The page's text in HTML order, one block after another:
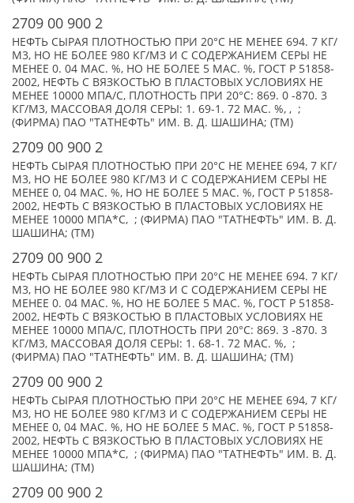
2709 00 900 2
НЕФТЬ СЫРАЯ ПЛОТНОСТЬЮ ПРИ 20°С НЕ МЕНЕЕ 694. 7 КГ/
М3, НО НЕ БОЛЕЕ 980 КГ/МЗ И С СОДЕРЖАНИЕМ СЕРЫ НЕ
МЕНЕЕ 0. 04 МАС. %, НО НЕ БОЛЕЕ 5 МАС. %, ГОСТ Р 51858-
2002, НЕФТЬ С ВЯЗКОСТЬЮ В ПЛАСТОВЫХ УСЛОВИЯХ НЕ
МЕНЕЕ 10000 МПА/С, ПЛОТНОСТЬ ПРИ 20°С: 869. 0 -870. 3
КГ/М3, МАССОВАЯ ДОЛЯ СЕРЫ: 1. 69-1. 72 МАС. %, , ;
(ФИРМА) ПАО "ТАТНЕФТЬ" ИМ. В. Д. ШАШИНА; (TM)
2709 00 900 2
НЕФТЬ СЫРАЯ ПЛОТНОСТЬЮ ПРИ 20°C НЕ МЕНЕЕ 694, 7 КГ/
М3, НО НЕ БОЛЕЕ 980 КГ/М3 И С СОДЕРЖАНИЕМ СЕРЫ НЕ
МЕНЕЕ 0, 04 МАС. %, НО НЕ БОЛЕЕ 5 МАС. %, ГОСТ Р 51858-
2002, НЕФТЬ С ВЯЗКОСТЬЮ В ПЛАСТОВЫХ УСЛОВИЯХ НЕ
МЕНЕЕ 10000 МПА*С, ; (ФИРМА) ПАО "ТАТНЕФТЬ" ИМ. В. Д.
ШАШИНА; (TM)
2709 00 900 2
НЕФТЬ СЫРАЯ ПЛОТНОСТЬЮ ПРИ 20°С НЕ МЕНЕЕ 694. 7 КГ/
М3, НО НЕ БОЛЕЕ 980 КГ/МЗ И С СОДЕРЖАНИЕМ СЕРЫ НЕ
МЕНЕЕ 0. 04 МАС. %, НО НЕ БОЛЕЕ 5 МАС. %, ГОСТ Р 51858-
2002, НЕФТЬ С ВЯЗКОСТЬЮ В ПЛАСТОВЫХ УСЛОВИЯХ НЕ
МЕНЕЕ 10000 МПА/С, ПЛОТНОСТЬ ПРИ 20°С: 869. 3 -870. 3
КГ/М3, МАССОВАЯ ДОЛЯ СЕРЫ: 1. 68-1. 72 МАС. %, ;
(ФИРМА) ПАО "ТАТНЕФТЬ" ИМ. В. Д. ШАШИНА; (TM)
2709 00 900 2
НЕФТЬ СЫРАЯ ПЛОТНОСТЬЮ ПРИ 20°C НЕ МЕНЕЕ 694, 7 КГ/
М3, НО НЕ БОЛЕЕ 980 КГ/М3 И С СОДЕРЖАНИЕМ СЕРЫ НЕ
МЕНЕЕ 0, 04 МАС. %, НО НЕ БОЛЕЕ 5 МАС. %, ГОСТ Р 51858-
2002, НЕФТЬ С ВЯЗКОСТЬЮ В ПЛАСТОВЫХ УСЛОВИЯХ НЕ
МЕНЕЕ 10000 МПА*С, ; (ФИРМА) ПАО "ТАТНЕФТЬ" ИМ. В. Д.
ШАШИНА; (TM)
2709 00 900 2